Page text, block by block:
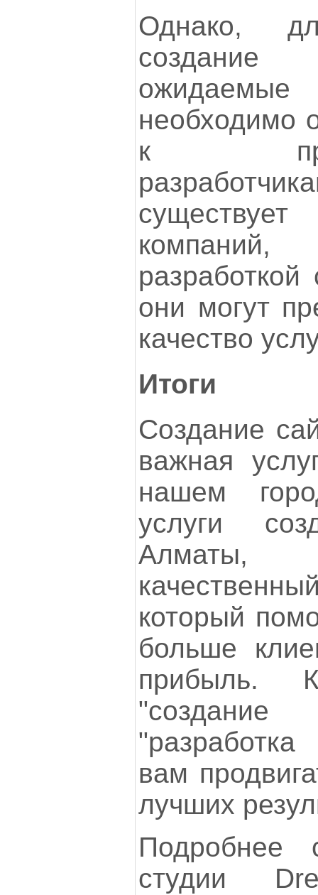
Однако,
необходимо
к
они могут
качество
Итоги
Создание
важная
нашем
услуги
Алматы,
который
больше
прибыль.
вам
лучших
Подробнее
студии